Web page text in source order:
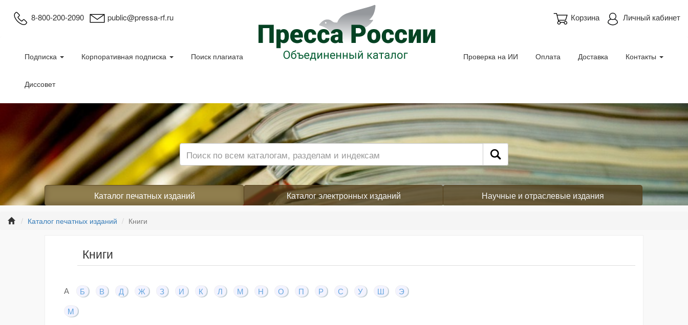
8-800-200-2090 public@pressa-rf.ru Личный кабинет
Корзина
Подписка Корпоративная подписка Поиск плагиата
Диссовет
Проверка на ИИ Оплата Доставка Контакты
Каталог печатных изданий Каталог электронных изданий Научные и отраслевые издания
Каталог печатных изданий Книги
Книги
А Б В Д Ж З И К Л М Н О П Р С У Ш
Э
M